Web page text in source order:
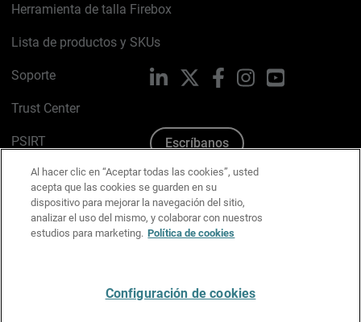
Herramienta de talla Firebox
Lista de productos y SKUs
Soporte
Trust Center
PSIRT
Política de cookies
Política de privacidad
Kit de medios y marca
LinkedIn FacebookInstagramYouTube
Escríbanos
Al hacer clic en “Aceptar todas las cookies”, usted
acepta que las cookies se guarden en su
dispositivo para mejorar la navegación del sitio,
analizar el uso del mismo, y colaborar con nuestros
estudios para marketing. Política de cookies
Configuración de cookies